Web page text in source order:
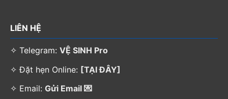
LIÊN HỆ
✧ Telegram: VỆ SINH Pro
✧ Đặt hẹn Online: [TẠI ĐÂY]
✧ Email: Gửi Email 💌